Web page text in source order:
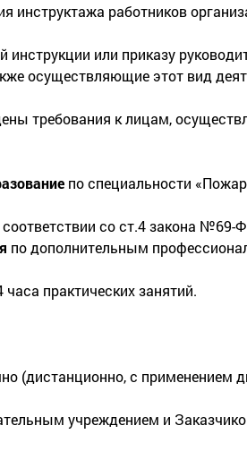
инструктажа работников
инструкции или приказу
осуществляющие этот вид
требования к лицам,
по специальности
соответствии со ст.4 закона №69-
по дополнительным
практических занятий.
(дистанционно, с применением
учреждением и